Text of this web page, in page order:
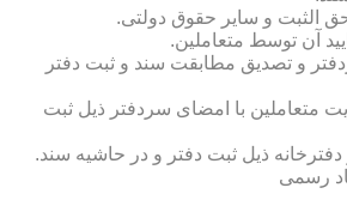
و تصدیق مطابقت سند و ثبت دفتر
متعاملین با امضای سردفتر ذیل ثبت
رسمی